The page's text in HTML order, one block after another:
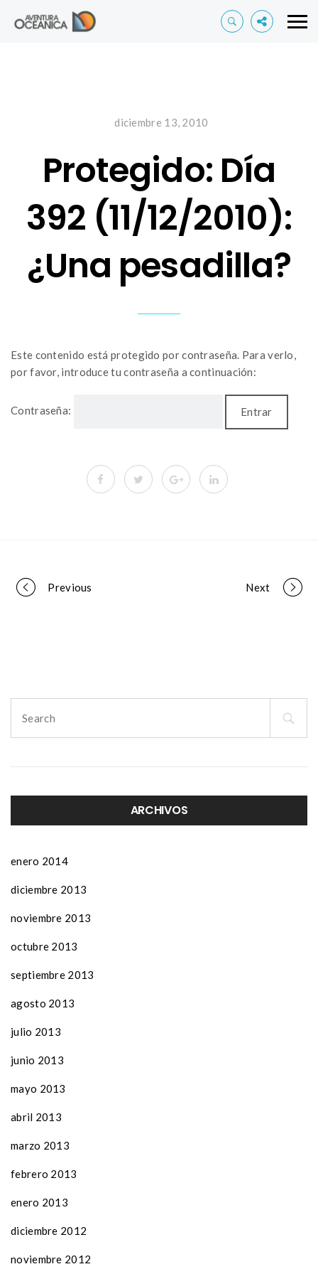
diciembre 13, 2010
Protegido: Día
392 (11/12/2010):
¿Una pesadilla?
Este contenido está protegido por contraseña. Para verlo,
por favor, introduce tu contraseña a continuación:
Contraseña:
Portfolio
Previous Next
for:
ARCHIVOS
enero 2014
diciembre 2013
noviembre 2013
octubre 2013
septiembre 2013
agosto 2013
julio 2013
junio 2013
mayo 2013
abril 2013
marzo 2013
febrero 2013
enero 2013
diciembre 2012
noviembre 2012